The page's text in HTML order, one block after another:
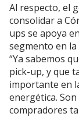
Al respecto, el
consolidar a
ups se apoya
segmento en
“Ya sabemos
pick-up, y que
importante en
energética.
compradores